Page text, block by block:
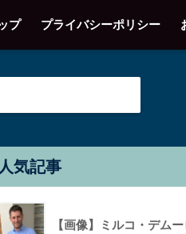
プ プライバシーポリシー
人気記事
【画像】ミルコ・デム